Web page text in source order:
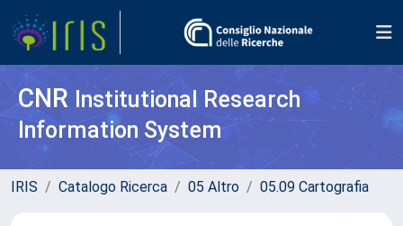
CNR Institutional Research
Information System
IRIS Catalogo Ricerca 05 Altro 05.09 Cartografia